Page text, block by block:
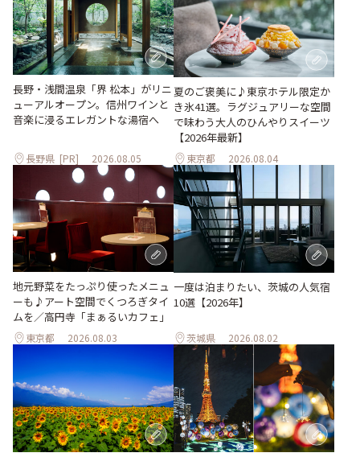
長野・浅間温泉「界 松本」がリニ
ューアルオープン。信州ワインと
音楽に浸るエレガントな湯宿へ
長野県 [PR] 2026.08.05
夏のご褒美に♪東京ホテル限定か
き氷41選。ラグジュアリーな空間
で味わう大人のひんやりスイーツ
【2026年最新】
東京都 2026.08.04
地元野菜をたっぷり使ったメニュ
ーも♪アート空間でくつろぎタイ
ムを／高円寺「まぁるいカフェ」
東京都 2026.08.03
一度は泊まりたい、茨城の人気宿
10選【2026年】
茨城県 2026.08.02